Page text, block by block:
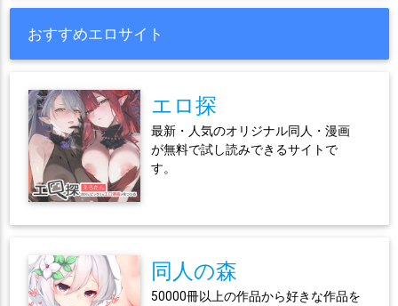
おすすめエロサイト
エロ探
最新・人気のオリジナル同人・漫画
が無料で試し読みできるサイトで
す。
同人の森
50000冊以上の作品から好きな作品を